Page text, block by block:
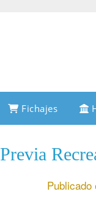
Fichajes
Previa
Publicado